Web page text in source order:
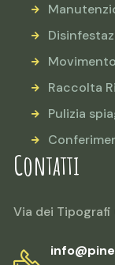
Raccolta
Pulizia
Contatti
Via dei